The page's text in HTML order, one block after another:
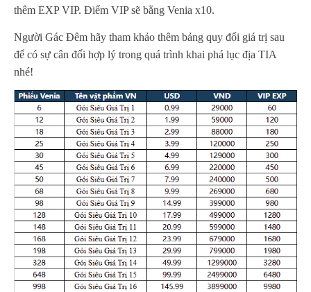
thêm EXP VIP. Điểm VIP sẽ bằng Venia x10.
Người Gác Đêm hãy tham khảo thêm bảng quy đổi giá trị sau
để có sự cân đối hợp lý trong quá trình khai phá lục địa TIA
nhé!